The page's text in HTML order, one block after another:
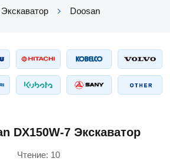
Экскаватор Doosan
DX150W-7 Экскаватор
Чтение: 10